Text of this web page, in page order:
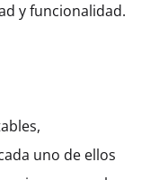
y funcionalidad.
uno de ellos